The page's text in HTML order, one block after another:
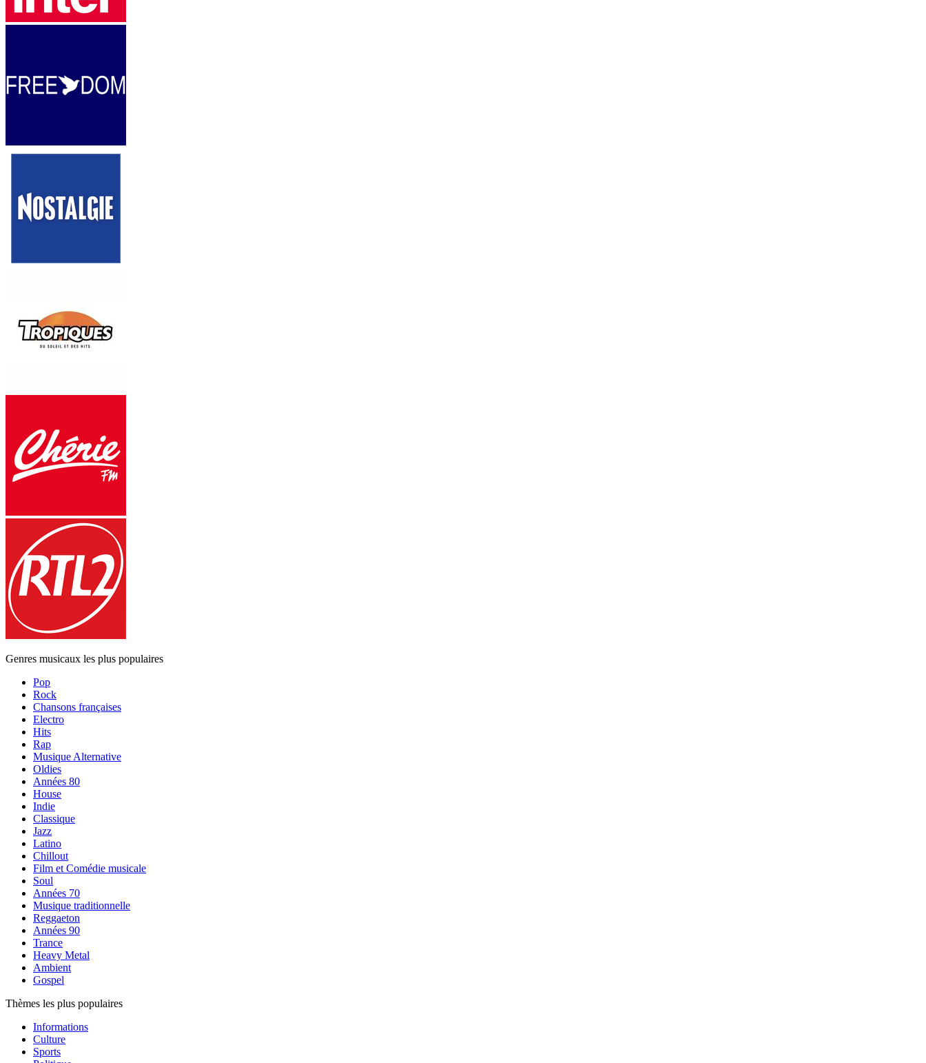
Genres musicaux les plus populaires
Pop
Rock
Chansons françaises
Electro
Hits
Rap
Musique Alternative
Oldies
Années 80
House
Indie
Classique
Jazz
Latino
Chillout
Film et Comédie musicale
Soul
Années 70
Musique traditionnelle
Reggaeton
Années 90
Trance
Heavy Metal
Ambient
Gospel
Thèmes les plus populaires
Informations
Culture
Sports